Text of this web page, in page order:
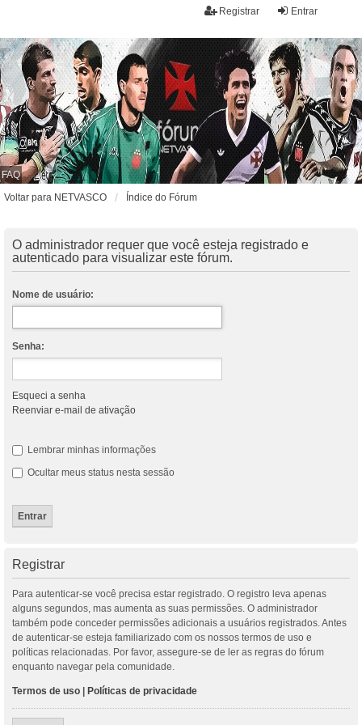
Entrar
Registrar
FAQ
Voltar para NETVASCO
Índice do Fórum
O administrador requer que você esteja registrado e
autenticado para visualizar este fórum.
Nome de usuário:
Senha:
Esqueci a senha
Reenviar e-mail de ativação
Lembrar minhas informações
Ocultar meus status nesta sessão
Registrar
Para autenticar-se você precisa estar registrado. O registro leva apenas
alguns segundos, mas aumenta as suas permissões. O administrador
também pode conceder permissões adicionais a usuários registrados. Antes
de autenticar-se esteja familiarizado com os nossos termos de uso e
políticas relacionadas. Por favor, assegure-se de ler as regras do fórum
enquanto navegar pela comunidade.
Termos de uso Políticas de privacidade